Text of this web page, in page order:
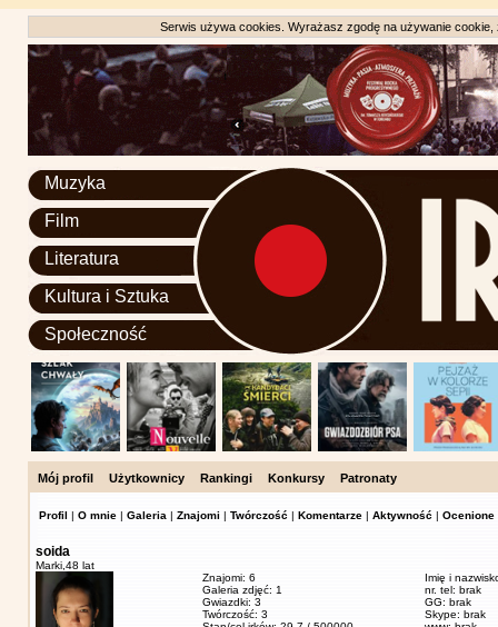
Serwis używa cookies. Wyrażasz zgodę na używanie
Muzyka
Film
Literatura
Kultura i Sztuka
Społeczność
Mój profil Użytkownicy Rankingi Konkursy Patronaty
Profil | O mnie | Galeria | Znajomi | Twórczość | Komentarze | Aktywność | Ocenione
soida
Marki, 48 lat
Znajomi: 6
Galeria zdjęć: 1
Gwiazdki: 3
Twórczość: 3
Imię i
nr. tel: brak
GG: brak
Skype: brak